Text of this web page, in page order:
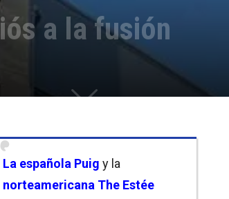
a la fusión
La española Puig y la
norteamericana The Estée